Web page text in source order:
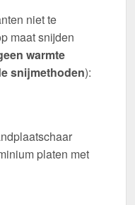
niet te
maat snijden
warmte
snijmethoden):
platen met